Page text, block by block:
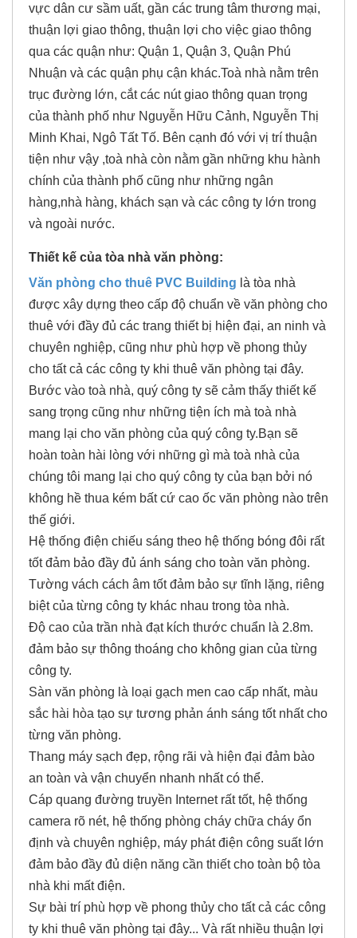
vực dân cư sầm uất, gần các trung tâm thương mại,
thuận lợi giao thông, thuận lợi cho việc giao thông
qua các quận như: Quận 1, Quận 3, Quận Phú
Nhuận và các quận phụ cận khác.Toà nhà nằm trên
trục đường lớn, cắt các nút giao thông quan trọng
của thành phố như Nguyễn Hữu Cảnh, Nguyễn Thị
Minh Khai, Ngô Tất Tố. Bên cạnh đó với vị trí thuận
tiện như vậy ,toà nhà còn nằm gần những khu hành
chính của thành phố cũng như những ngân
hàng,nhà hàng, khách sạn và các công ty lớn trong
và ngoài nước.
Thiết kế của tòa nhà văn phòng:
Văn phòng cho thuê PVC Building là tòa nhà
được xây dựng theo cấp độ chuẩn về văn phòng cho
thuê với đầy đủ các trang thiết bị hiện đại, an ninh và
chuyên nghiệp, cũng như phù hợp về phong thủy
cho tất cả các công ty khi thuê văn phòng tại đây.
Bước vào toà nhà, quý công ty sẽ cảm thấy thiết kế
sang trọng cũng như những tiện ích mà toà nhà
mang lại cho văn phòng của quý công ty.Bạn sẽ
hoàn toàn hài lòng với những gì mà toà nhà của
chúng tôi mang lại cho quý công ty của bạn bởi nó
không hề thua kém bất cứ cao ốc văn phòng nào trên
thế giới.
Hệ thống điện chiếu sáng theo hệ thống bóng đôi rất
tốt đảm bảo đầy đủ ánh sáng cho toàn văn phòng.
Tường vách cách âm tốt đảm bảo sự tĩnh lặng, riêng
biệt của từng công ty khác nhau trong tòa nhà.
Độ cao của trần nhà đạt kích thước chuẩn là 2.8m.
đảm bảo sự thông thoáng cho không gian của từng
công ty.
Sàn văn phòng là loại gạch men cao cấp nhất, màu
sắc hài hòa tạo sự tương phản ánh sáng tốt nhất cho
từng văn phòng.
Thang máy sạch đẹp, rộng rãi và hiện đại đảm bào
an toàn và vận chuyển nhanh nhất có thể.
Cáp quang đường truyền Internet rất tốt, hệ thống
camera rõ nét, hệ thống phòng cháy chữa cháy ổn
định và chuyên nghiệp, máy phát điện công suất lớn
đảm bảo đầy đủ diện năng cần thiết cho toàn bộ tòa
nhà khi mất điện.
Sự bài trí phù hợp về phong thủy cho tất cả các công
ty khi thuê văn phòng tại đây... Và rất nhiều thuận lợi